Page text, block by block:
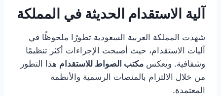
آلية الاستقدام الحديثة في المملكة
شهدت المملكة العربية السعودية تطورًا ملحوظًا في
آليات الاستقدام، حيث أصبحت الإجراءات أكثر تنظيمًا
وشفافية. ويعكس مكتب الصواط للاستقدام هذا التطور
من خلال الالتزام بالمنصات الرسمية والأنظمة
المعتمدة.